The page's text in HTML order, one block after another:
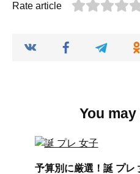
Rate article
You
予算別に厳選！誕 プレ